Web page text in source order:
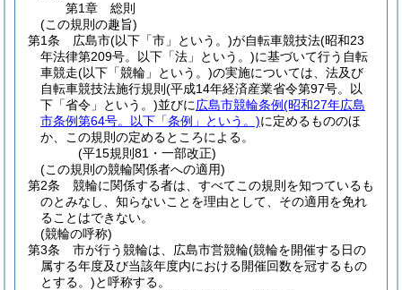
第1章
総則
(この規則の趣旨)
第1条
広島市(以下「市」という。)が自転車競技法(昭和23
年法律第209号。以下「法」という。)に基づいて行う自転
車競走(以下「競輪」という。)の実施については、法及び
自転車競技法施行規則 (平成14年経済産業省令第97号。以
下「省令」という。)並びに広島市競輪条例(昭和27年広島
市条例第64号。以下「条例」という。)に定めるもののほ
か、この規則の定めるところによる。
(平15規則81・一部改正)
(この規則の競輪関係者への適用)
第2条
競輪に関係する者は、すべてこの規則を知つているも
のとみなし、知らないことを理由として、その適用を免れ
ることはできない。
(競輪の呼称)
第3条
市が行う競輪は、広島市営競輪(競輪を開催する日の
属する年度及び当該年度内における開催回数を冠するもの
とする。)と呼称する。